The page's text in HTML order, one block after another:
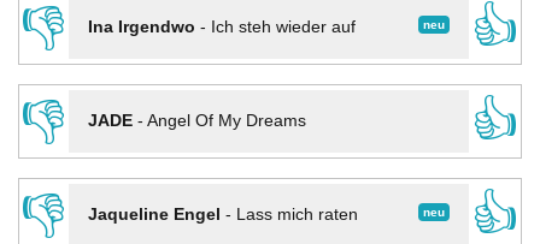
👎
neu
Ina Irgendwo - Ich steh wieder auf
👍
👎
JADE- Angel Of My Dreams
👍
👎
neu
Jaqueline Engel - Lass mich raten
👍